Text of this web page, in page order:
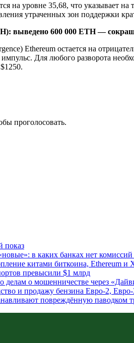
на уровне 35,68, что указывает
утраченных зон поддержки
выведено 600 000 ETH —
Ethereum остается на
Для любого разворота
проголосовать.
показ
в каких банках нет
китами биткоина, Ethereum и
превысили $1 млрд
делам о мошенничестве через
и продажу бензина Евро-2,
повреждённую паводком